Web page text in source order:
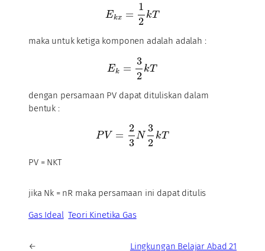
Ekx =
1
2
kT
maka untuk ketiga komponen adalah adalah :
Ek =
3
2
kT
dengan persamaan PV dapat dituliskan dalam
bentuk :
PV =
2
3
N
3
2
kT
PV = NKT
jika Nk = nR maka persamaan ini dapat ditulis
Gas Ideal Teori Kinetika Gas
← Lingkungan Belajar Abad 21